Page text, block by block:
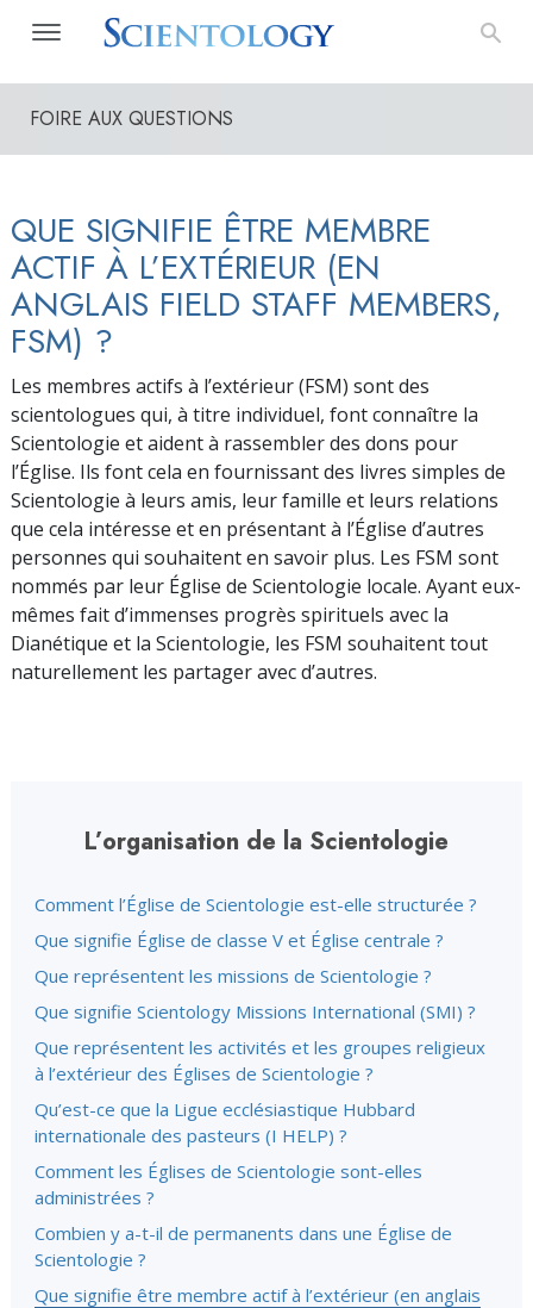
FOIRE AUX QUESTIONS
QUE SIGNIFIE ÊTRE MEMBRE
ACTIF À L’EXTÉRIEUR (EN
ANGLAIS FIELD STAFF MEMBERS,
FSM) ?
Les membres actifs à l’extérieur (FSM) sont des
scientologues qui, à titre individuel, font connaître la
Scientologie et aident à rassembler des dons pour
l’Église. Ils font cela en fournissant des livres simples de
Scientologie à leurs amis, leur famille et leurs relations
que cela intéresse et en présentant à l’Église d’autres
personnes qui souhaitent en savoir plus. Les FSM sont
nommés par leur Église de Scientologie locale. Ayant eux-
mêmes fait d’immenses progrès spirituels avec la
Dianétique et la Scientologie, les FSM souhaitent tout
naturellement les partager avec d’autres.
L’organisation de la Scientologie
Comment l’Église de Scientologie est-elle structurée ?
Que signifie Église de classe V et Église centrale ?
Que représentent les missions de Scientologie ?
Que signifie Scientology Missions International (SMI) ?
Que représentent les activités et les groupes religieux
à l’extérieur des Églises de Scientologie ?
Qu’est-ce que la Ligue ecclésiastique Hubbard
internationale des pasteurs (I HELP) ?
Comment les Églises de Scientologie sont-elles
administrées ?
Combien y a-t-il de permanents dans une Église de
Scientologie ?
Que signifie être membre actif à l’extérieur (en anglais